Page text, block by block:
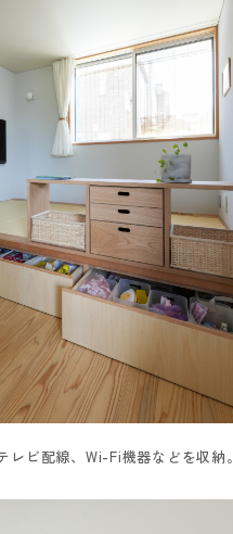
ビ配線、Wi-Fi機器などを収納。